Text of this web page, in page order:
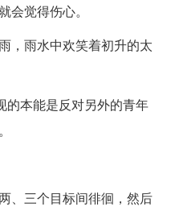
会觉得伤心。
，雨水中欢笑着初升的太
本能是反对另外的青年
、三个目标间徘徊，然后